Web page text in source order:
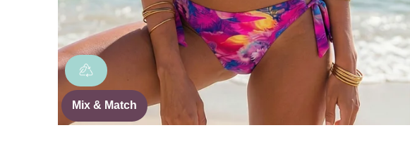
Mix & Match